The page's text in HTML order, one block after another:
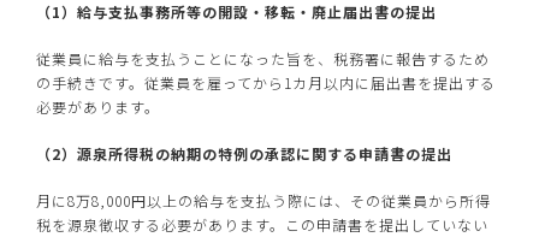
（1）給与支払事務所等の開設・移転・廃止届出書の提出
従業員に給与を支払うことになった旨を、税務署に報告するため
の手続きです。従業員を雇ってから1カ月以内に届出書を提出する
必要があります。
（2）源泉所得税の納期の特例の承認に関する申請書の提出
月に8万8,000円以上の給与を支払う際には、その従業員から所得
税を源泉徴収する必要があります。この申請書を提出していない